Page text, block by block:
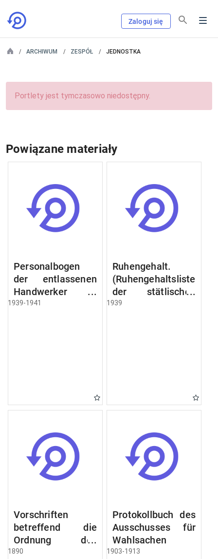
Zaloguj się
ARCHIWUM ZESPÓŁ JEDNOSTKA
Portlety jest tymczasowo niedostępny.
Powiązane materiały
Personalbogen
der entlassenen
Handwerker u.
Arbeiter des
1939-1941
Ruhengehalt.
(Ruhengehaltsliste
der stätlischen
Beamten u.
Raczyński! Schen
Bibliothek).
1939
Vorschriften
betreffend die
Ordnung des
Geschäftsganges
1890
Protokollbuch des
Ausschusses für
Wahlsachen
1903-1913